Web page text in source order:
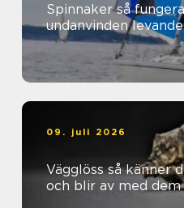
Spinnaker så fungerar seglet som gör
undanvinden levande
09. juli 2026
Vägglöss så känner du igen, förebygger
och blir av med dem